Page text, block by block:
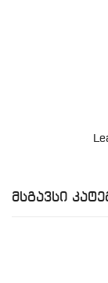
Მსგავსი